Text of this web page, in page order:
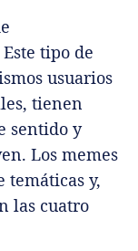
tipo de
usuarios
tienen
sentido y
Los memes
temáticas y,
las cuatro